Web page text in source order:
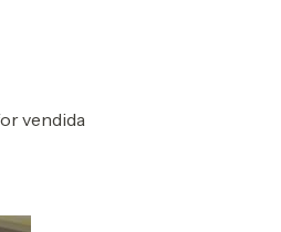
vendida